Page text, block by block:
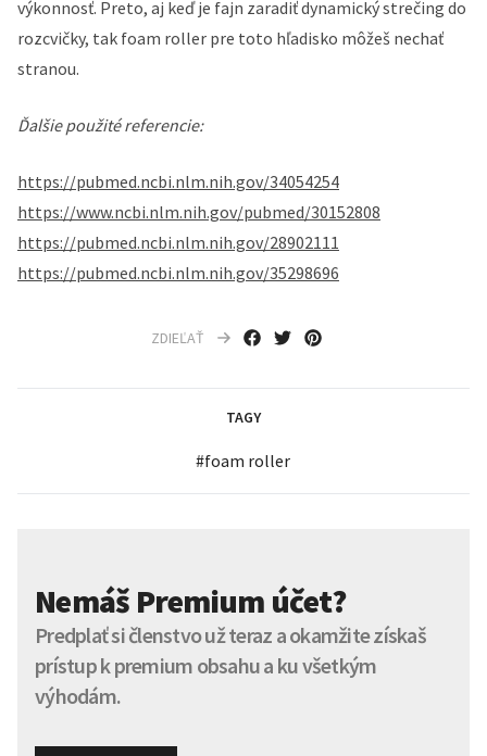
výkonnosť. Preto, aj keď je fajn zaradiť dynamický strečing do
rozcvičky, tak foam roller pre toto hľadisko môžeš nechať
stranou.
Ďalšie použité referencie:
https://pubmed.ncbi.nlm.nih.gov/34054254
https://www.ncbi.nlm.nih.gov/pubmed/30152808
https://pubmed.ncbi.nlm.nih.gov/28902111
https://pubmed.ncbi.nlm.nih.gov/35298696
ZDIEĽAŤ
TAGY
#foam roller
Nemáš Premium účet?
Predplať si členstvo už teraz a okamžite získaš
prístup k premium obsahu a ku všetkým
výhodám.